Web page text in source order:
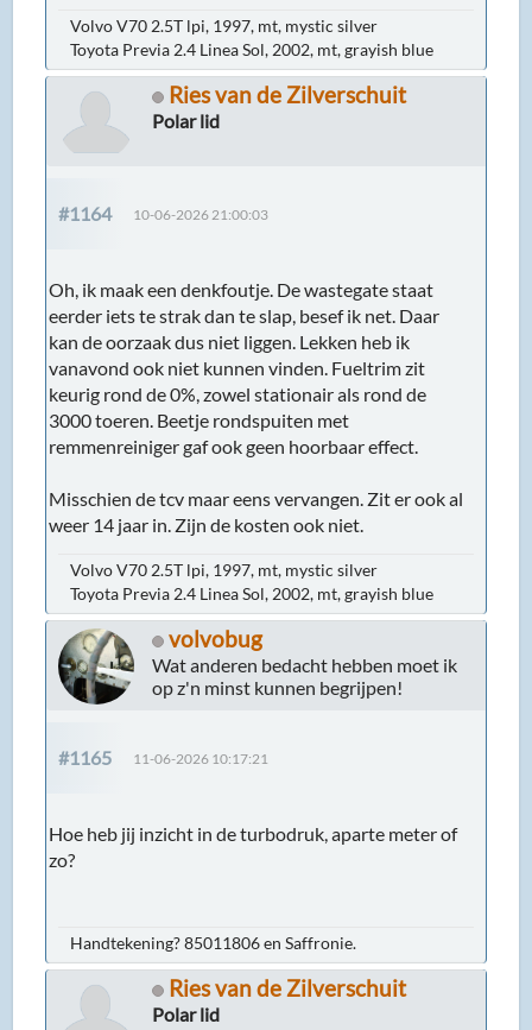
Volvo V70 2.5T lpi, 1997, mt, mystic silver
Toyota Previa 2.4 Linea Sol, 2002, mt, grayish blue
Ries van de Zilverschuit
Polar lid
#1164 10-06-2026 21:00:03
Oh, ik maak een denkfoutje. De wastegate staat
eerder iets te strak dan te slap, besef ik net. Daar
kan de oorzaak dus niet liggen. Lekken heb ik
vanavond ook niet kunnen vinden. Fueltrim zit
keurig rond de 0%, zowel stationair als rond de
3000 toeren. Beetje rondspuiten met
remmenreiniger gaf ook geen hoorbaar effect.
Misschien de tcv maar eens vervangen. Zit er ook al
weer 14 jaar in. Zijn de kosten ook niet.
Volvo V70 2.5T lpi, 1997, mt, mystic silver
Toyota Previa 2.4 Linea Sol, 2002, mt, grayish blue
volvobug
Wat anderen bedacht hebben moet ik
op z'n minst kunnen begrijpen!
#1165 11-06-2026 10:17:21
Hoe heb jij inzicht in de turbodruk, aparte meter of
zo?
Handtekening? 85011806 en Saffronie.
Ries van de Zilverschuit
Polar lid